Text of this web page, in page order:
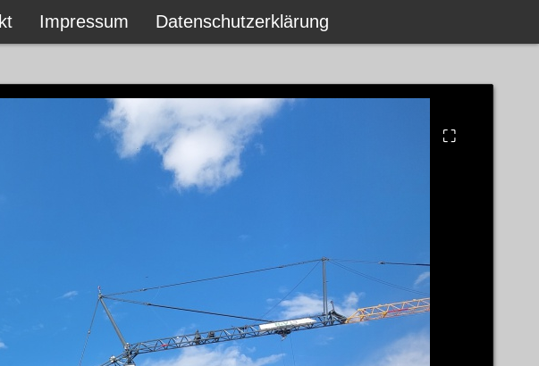
Impressum Datenschutzerklärung
⛶